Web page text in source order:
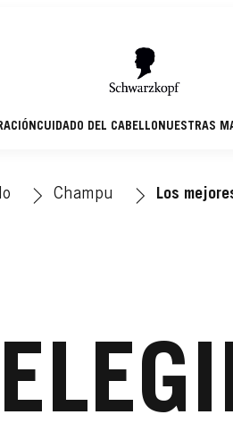
CUIDADO DEL CABELLONUESTRAS
Champu Los